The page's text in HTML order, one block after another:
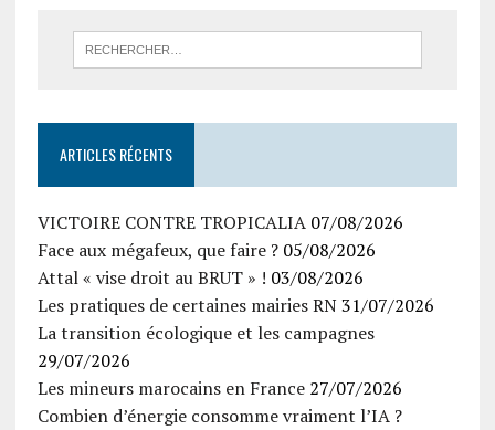
ARTICLES RÉCENTS
VICTOIRE CONTRE TROPICALIA 07/08/2026
Face aux mégafeux, que faire ? 05/08/2026
Attal « vise droit au BRUT » ! 03/08/2026
Les pratiques de certaines mairies RN 31/07/2026
La transition écologique et les campagnes
29/07/2026
Les mineurs marocains en France 27/07/2026
Combien d’énergie consomme vraiment l’IA ?